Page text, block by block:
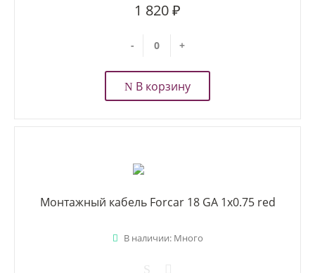
1 820 ₽
- +
В корзину
Монтажный кабель Forcar 18 GA 1x0.75 red
В наличии: Много